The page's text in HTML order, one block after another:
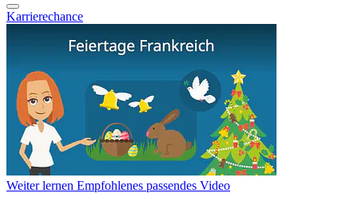
Karrierechance
Weiter lernen Empfohlenes passendes Video